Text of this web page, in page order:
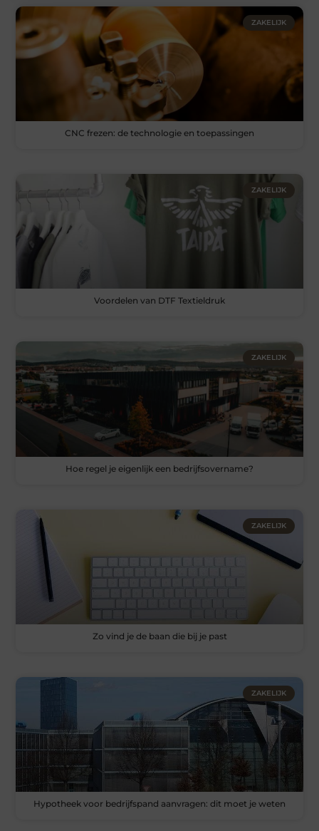
ZAKELIJK
CNC frezen: de technologie en toepassingen
ZAKELIJK
Voordelen van DTF Textieldruk
ZAKELIJK
Hoe regel je eigenlijk een bedrijfsovername?
ZAKELIJK
Zo vind je de baan die bij je past
ZAKELIJK
Hypotheek voor bedrijfspand aanvragen: dit moet je weten